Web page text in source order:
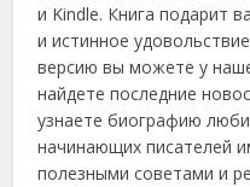
и Kindle. Книга подарит
и истинное
версию вы можете у
найдете последние
узнаете биографию
начинающих писателей
полезными советами и